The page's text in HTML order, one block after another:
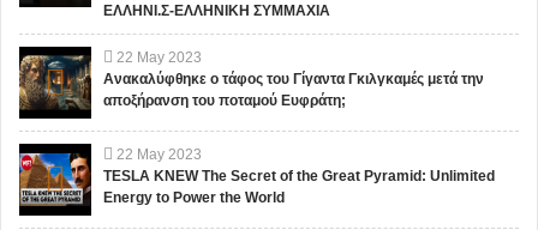
ΕΛΛΗΝΙ.Σ-ΕΛΛΗΝΙΚΗ ΣΥΜΜΑΧΙΑ
22 May 2023
Ανακαλύφθηκε ο τάφος του Γίγαντα Γκιλγκαμές μετά την
αποξήρανση του ποταμού Ευφράτη;
22 May 2023
TESLA KNEW The Secret of the Great Pyramid: Unlimited
Energy to Power the World